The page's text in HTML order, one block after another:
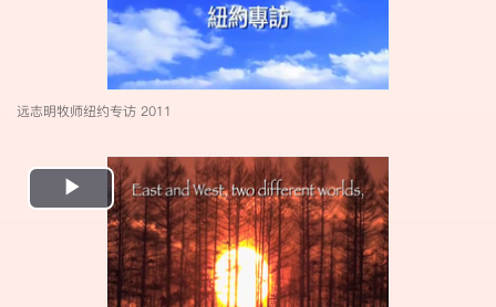
远志明牧师纽约专访 2011
Play
Video